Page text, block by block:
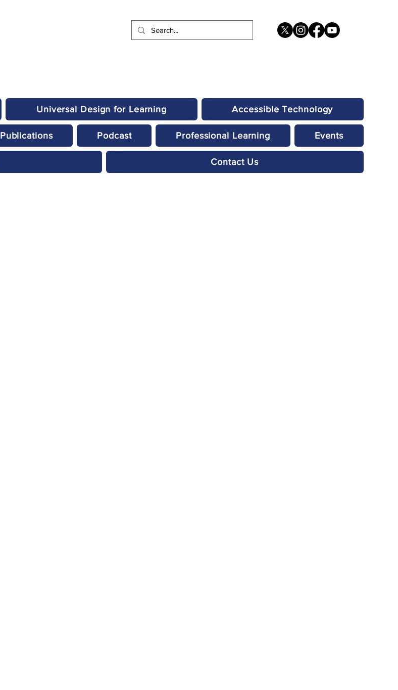
Universal Design for Learning Accessible Technology
Publications Podcast Professional Learning Events
Contact Us